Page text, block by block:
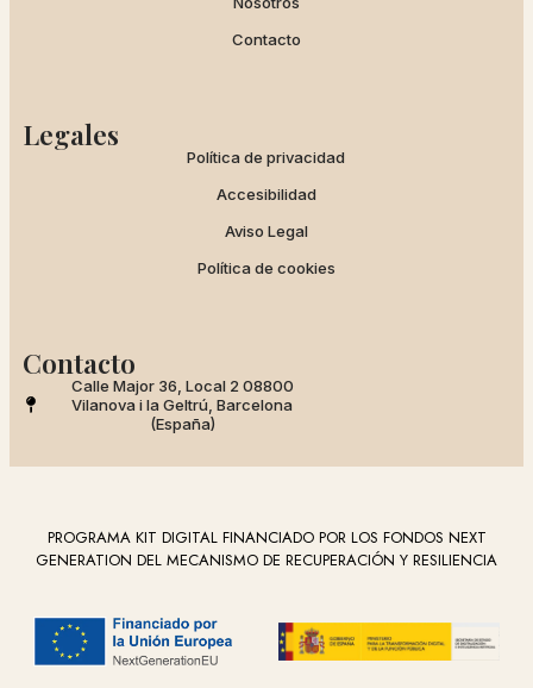
Contacto
Legales
Política de privacidad
Accesibilidad
Aviso Legal
Política de cookies
Contacto
Calle Major 36, Local 2 08800
Vilanova i la Geltrú, Barcelona
(España)
PROGRAMA KIT DIGITAL FINANCIADO POR LOS FONDOS NEXT
GENERATION DEL MECANISMO DE RECUPERACIÓN Y RESILIENCIA